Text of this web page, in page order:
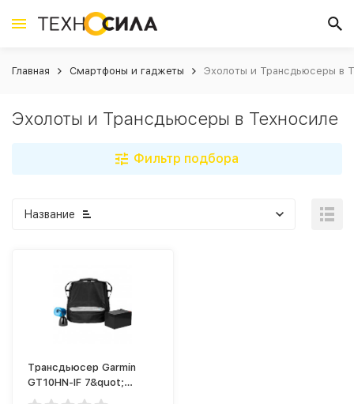
Главная Смартфоны и гаджеты Эхолоты и Трансдьюсеры в
Эхолоты и Трансдьюсеры в Техносиле
Фильтр подбора
Название
Трансдьюсер Garmin
GT10HN-IF 7&quot;
9&quot; (010-12676-01)